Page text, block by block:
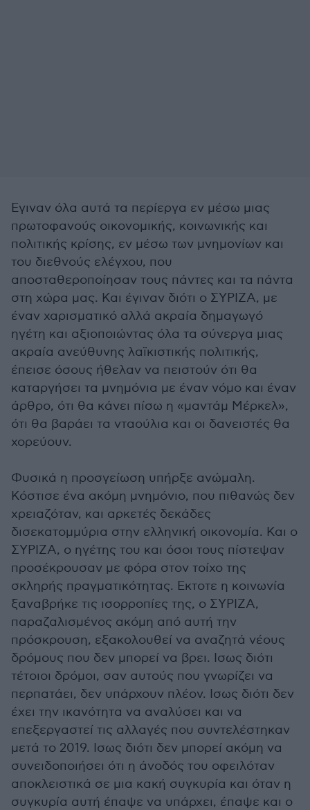
Εγιναν όλα αυτά τα περίεργα εν μέσω μιας
πρωτοφανούς οικονομικής, κοινωνικής και
πολιτικής κρίσης, εν μέσω των μνημονίων και
του διεθνούς ελέγχου, που
αποσταθεροποίησαν τους πάντες και τα πάντα
στη χώρα μας. Και έγιναν διότι ο ΣΥΡΙΖΑ, με
έναν χαρισματικό αλλά ακραία δημαγωγό
ηγέτη και αξιοποιώντας όλα τα σύνεργα μιας
ακραία ανεύθυνης λαϊκιστικής πολιτικής,
έπεισε όσους ήθελαν να πειστούν ότι θα
καταργήσει τα μνημόνια με έναν νόμο και έναν
άρθρο, ότι θα κάνει πίσω η «μαντάμ Μέρκελ»,
ότι θα βαράει τα νταούλια και οι δανειστές θα
χορεύουν.
Φυσικά η προσγείωση υπήρξε ανώμαλη.
Κόστισε ένα ακόμη μνημόνιο, που πιθανώς δεν
χρειαζόταν, και αρκετές δεκάδες
δισεκατομμύρια στην ελληνική οικονομία. Και ο
ΣΥΡΙΖΑ, ο ηγέτης του και όσοι τους πίστεψαν
προσέκρουσαν με φόρα στον τοίχο της
σκληρής πραγματικότητας. Εκτοτε η κοινωνία
ξαναβρήκε τις ισορροπίες της, ο ΣΥΡΙΖΑ,
παραζαλισμένος ακόμη από αυτή την
πρόσκρουση, εξακολουθεί να αναζητά νέους
δρόμους που δεν μπορεί να βρει. Ισως διότι
τέτοιοι δρόμοι, σαν αυτούς που γνωρίζει να
περπατάει, δεν υπάρχουν πλέον. Ισως διότι δεν
έχει την ικανότητα να αναλύσει και να
επεξεργαστεί τις αλλαγές που συντελέστηκαν
μετά το 2019. Ισως διότι δεν μπορεί ακόμη να
συνειδοποιήσει ότι η άνοδός του οφειλόταν
αποκλειστικά σε μια κακή συγκυρία και όταν η
συγκυρία αυτή έπαψε να υπάρχει, έπαψε και ο